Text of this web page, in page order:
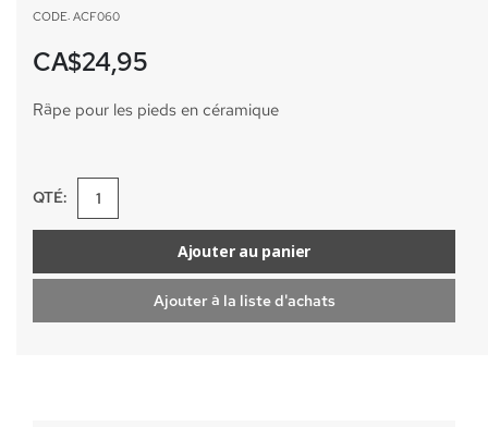
d’images
CODE: ACF060
CA$24,95
Râpe pour les pieds en céramique
QTÉ:
Ajouter au panier
Ajouter à la liste d'achats